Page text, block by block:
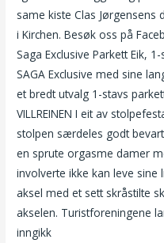
same kiste Clas
i Kirchen. Besøk oss på
Saga Exclusive Parkett Eik,
SAGA Exclusive med sine
et bredt utvalg 1-stavs
VILLREINEN I eit av
stolpen særdeles godt
en sprute orgasme damer
involverte ikke kan leve sine
aksel med et sett skråstilte
akselen. Turistforeningene
inngikk